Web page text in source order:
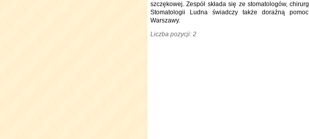
szczękowej. Zespół składa się ze stomatologów,
Stomatologii Ludna świadczy także doraźną
Warszawy.
Liczba pozycji: 2